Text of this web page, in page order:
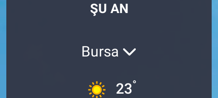
ŞU AN
Bursa
23°